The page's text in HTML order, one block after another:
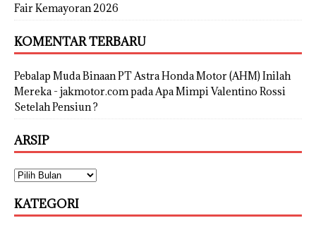
Fair Kemayoran 2026
KOMENTAR TERBARU
Pebalap Muda Binaan PT Astra Honda Motor (AHM) Inilah
Mereka - jakmotor.compadaApa Mimpi Valentino Rossi
Setelah Pensiun ?
ARSIP
KATEGORI